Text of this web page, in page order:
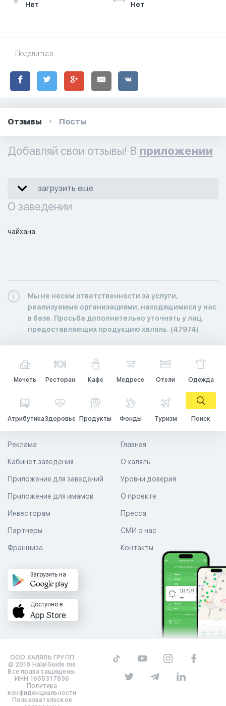
Нет
Нет
Поделиться:
Отзывы Посты
Добавляй свои отзывы! В приложении
загрузить еще
О заведении
чайхана
Мы не несем ответственности за услуги,
реализуемые организациями, находящимися у нас
в базе. Просьба дополнительно уточнять у лиц,
предоставляющих продукцию халяль. (47974)
Мечеть Ресторан Кафе Медресе Отели Одежда
АтрибутикаЗдоровье Продукты Фонды Туризм Поиск
Главная
О халяль
Уровни доверия
Реклама
Кабинет заведения
Приложение для заведений
Приложение для имамов О проекте
Пресса
СМИ о нас
Контакты
Инвесторам
Партнеры
Франшиза
Загрузить на
Доступно в
App Store
ООО ХАЛЯЛЬ ГРУПП
© 2018 HalalGuide.me
Все права защищены.
ИНН 1655317836
Политика
конфиденциальности
Пользовательское